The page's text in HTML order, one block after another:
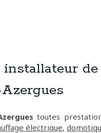
installateur de
toutes
électrique,